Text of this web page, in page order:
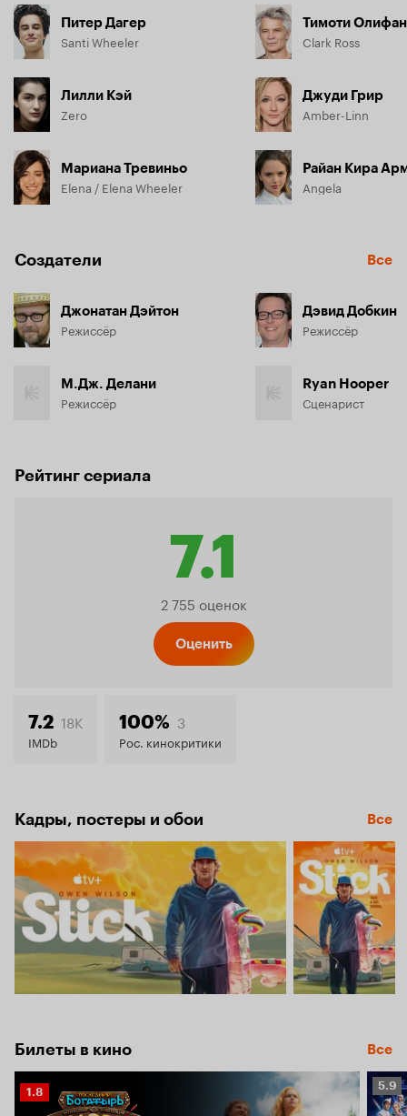
Питер Дагер
Santi Wheeler
Лилли Кэй
Zero
Мариана Тревиньо
Elena / Elena Wheeler
Тимоти
Clark Ross
Джуди Грир
Amber-Linn
Райан Кира
Angela
Создатели Все
Джонатан Дэйтон
Режиссёр
М.Дж. Делани
Режиссёр
Дэвид Добкин
Режиссёр
Ryan Hooper
Сценарист
Рейтинг сериала
7.1
7.1
2 755 оценок
Оценить
7.2 18K
IMDb
100% 3
Рос. кинокритики
Кадры, постеры и обои Все
Билеты в кино Все
Рейтинг
Кинопоиска
1.8 5.9